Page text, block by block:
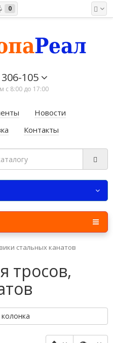
0
105
c 8:00 до 17:00
Новости
Контакты
стальных канатов
тросов,